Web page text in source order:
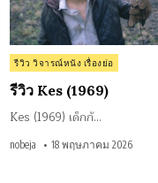
Posted
in
รีวิว วิจารณ์หนัง เรื่องย่อ
รีวิว Kes (1969)
Kes (1969) เด็กกั…
nobeja 18 พฤษภาคม 2026